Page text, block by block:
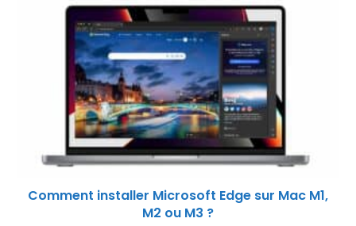
Comment installer Microsoft Edge sur Mac M1,
M2 ou M3 ?